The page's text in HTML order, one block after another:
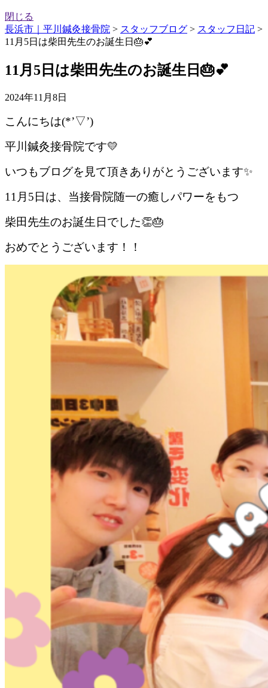
閉じる
長浜市｜平川鍼灸接骨院 > スタッフブログ > スタッフ日記 >
11月5日は柴田先生のお誕生日🎂💕
11月5日は柴田先生のお誕生日🎂💕
2024年11月8日
こんにちは(*’▽’)
平川鍼灸接骨院です💛
いつもブログを見て頂きありがとうございます✨
11月5日は、当接骨院随一の癒しパワーをもつ
柴田先生のお誕生日でした👏🎂
おめでとうございます！！